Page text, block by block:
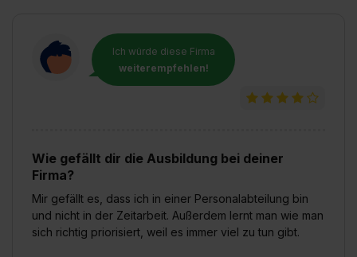
Ich würde diese Firma
weiterempfehlen!
Wie gefällt dir die Ausbildung bei deiner
Firma?
Mir gefällt es, dass ich in einer Personalabteilung bin
und nicht in der Zeitarbeit. Außerdem lernt man wie man
sich richtig priorisiert, weil es immer viel zu tun gibt.